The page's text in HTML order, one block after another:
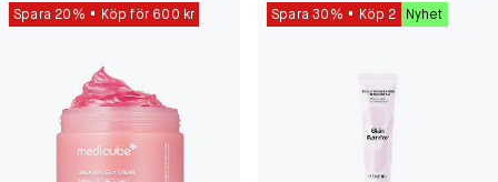
Spara 20% Köp för 600 kr Spara 30% Köp 2 Nyhet